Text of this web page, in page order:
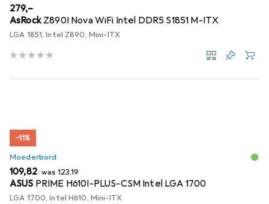
EUR
279,–
AsRock Z890I Nova WiFi Intel DDR5 S1851 M-ITX
LGA 1851, Intel Z890, Mini-ITX
−11%
Moederbord
EUR
109,82 was EUR
123,19
ASUS PRIME H610I-PLUS-CSM Intel LGA 1700
LGA 1700, Intel H610, Mini-ITX